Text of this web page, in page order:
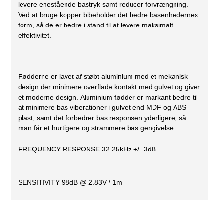
levere enestående bastryk samt reducer forvrængning.
Ved at bruge kopper bibeholder det bedre basenhedernes
form, så de er bedre i stand til at levere maksimalt
effektivitet.
Fødderne er lavet af støbt aluminium med et mekanisk
design der minimere overflade kontakt med gulvet og giver
et moderne design. Aluminium fødder er markant bedre til
at minimere bas viberationer i gulvet end MDF og ABS
plast, samt det forbedrer bas responsen yderligere, så
man får et hurtigere og strammere bas gengivelse.
FREQUENCY RESPONSE 32-25kHz +/- 3dB
SENSITIVITY 98dB @ 2.83V / 1m